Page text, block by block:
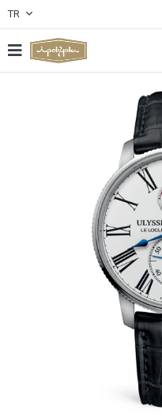
TR